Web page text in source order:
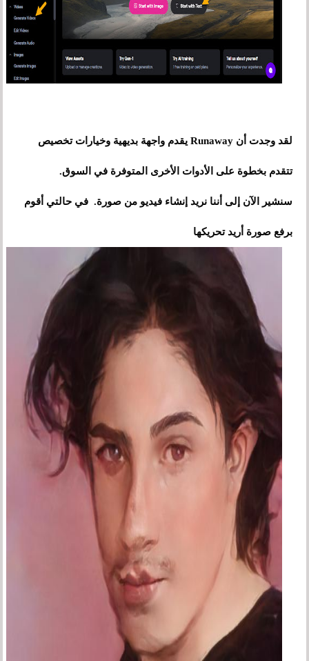
لقد وجدت أن Runaway يقدم واجهة بديهية وخيارات تخصيص
تتقدم بخطوة على الأدوات الأخرى المتوفرة في السوق.
سنشير الآن إلى أننا نريد إنشاء فيديو من صورة. في حالتي أقوم
برفع صورة أريد تحريكها